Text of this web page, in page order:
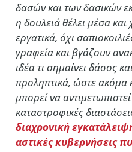
δασών και των δασικών
η δουλειά θέλει μέσα και
εργατικά, όχι
γραφεία και βγάζουν
ιδέα τι σημαίνει δάσος
προληπτικά, ώστε ακόμα
μπορεί να
καταστροφικές
διαχρονική
αστικές κυβερνήσεις